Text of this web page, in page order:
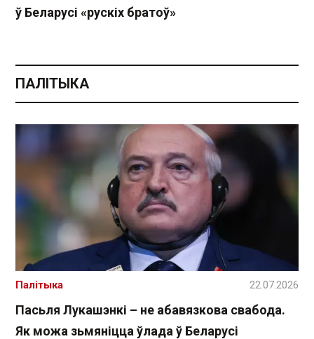
ў Беларусі «рускіх братоў»
ПАЛІТЫКА
Пасьля Лукашэнкі – не абавязкова свабода.
Як можа зьмяніцца ўлада ў Беларусі
Палітыка 22.07.2026